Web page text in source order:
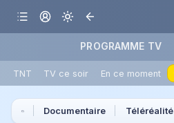
PROGRAMME TV
TNT TV ce soir En ce moment
Documentaire Téléréalité